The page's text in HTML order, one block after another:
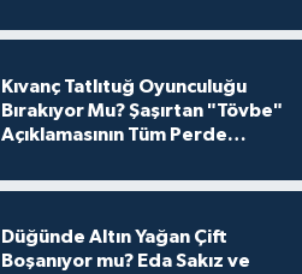
Kıvanç Tatlıtuğ Oyunculuğu
Bırakıyor Mu? Şaşırtan "Tövbe"
Açıklamasının Tüm Perde
Düğünde Altın Yağan Çift
Boşanıyor mu? Eda Sakız ve